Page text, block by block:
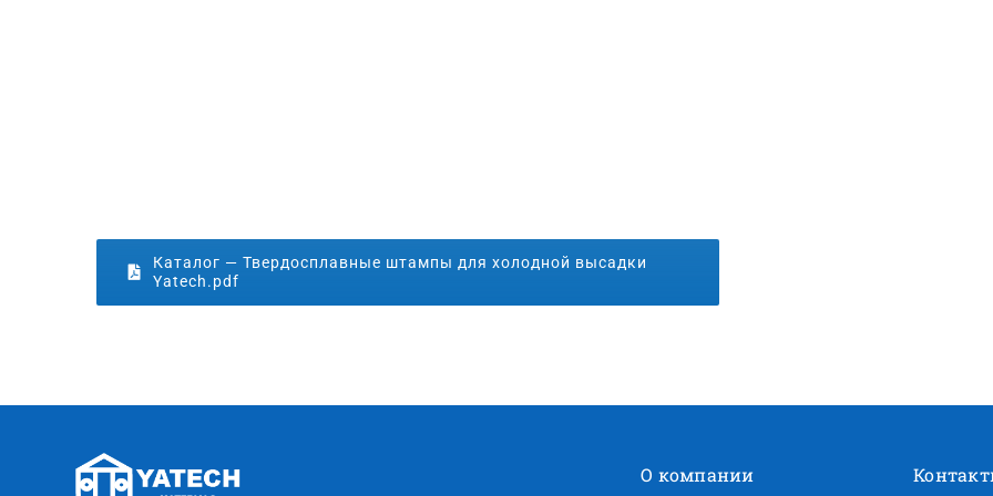
Каталог — Твердосплавные штампы для холодной высадки
Yatech.pdf
О компании